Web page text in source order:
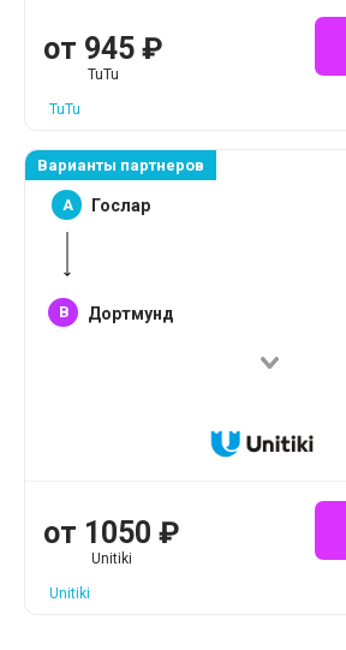
от 945 ₽
TuTu
TuTu
Варианты партнеров
A Гослар
B Дортмунд
от 1050 ₽
Unitiki
Unitiki